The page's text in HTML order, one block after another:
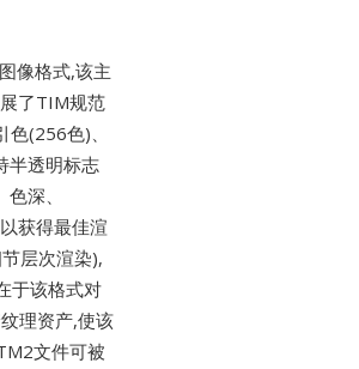
像格式,该主
了TIM规范
(256色)、
半透明标志
深、
获得最佳渲
层次渲染),
于该格式对
理资产,使该
文件可被